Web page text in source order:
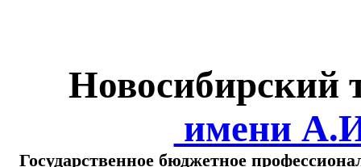
Новосибирский
имени
Государственное бюджетное